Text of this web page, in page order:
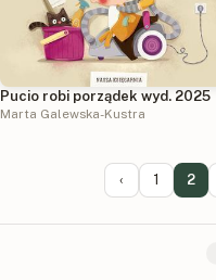
Pucio robi porządek wyd. 2025
Marta Galewska-Kustra
‹ 1 2